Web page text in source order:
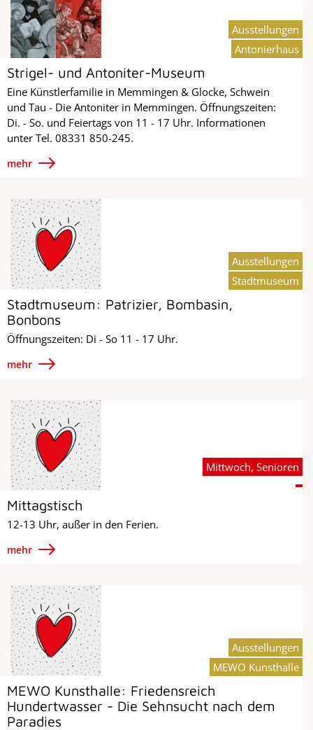
Strigel- und Antoniter-Museum
Eine Künstlerfamilie in Memmingen & Glocke, Schwein
und Tau - Die Antoniter in Memmingen. Öffnungszeiten:
Di. - So. und Feiertags von 11 - 17 Uhr. Informationen
unter Tel. 08331 850-245.
mehr
Ausstellungen
Antonierhaus
Stadtmuseum: Patrizier, Bombasin,
Bonbons
Öffnungszeiten: Di - So 11 - 17 Uhr.
mehr
Ausstellungen
Stadtmuseum
Mittagstisch
12-13 Uhr, außer in den Ferien.
mehr
Mittwoch, Senioren
MEWO Kunsthalle: Friedensreich
Hundertwasser - Die Sehnsucht nach dem
Paradies
Ausstellungen
MEWO Kunsthalle